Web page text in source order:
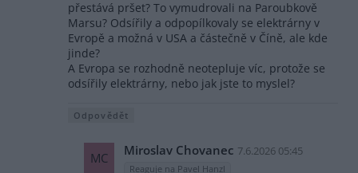
přestává pršet? To vymudrovali na Paroubkově
Marsu? Odsířily a odpopílkovaly se elektrárny v
Evropě a možná v USA a částečně v Číně, ale kde
jinde?
A Evropa se rozhodně neotepluje víc, protože se
odsířily elektrárny, nebo jak jste to myslel?
Odpovědět
MC Miroslav Chovanec 7.6.2026 05:45
Reaguje na Pavel Hanzl